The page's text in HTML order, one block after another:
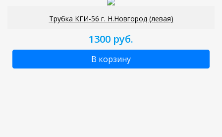
Трубка КГИ-56 г. Н.Новгород (левая)
1300 руб.
В корзину